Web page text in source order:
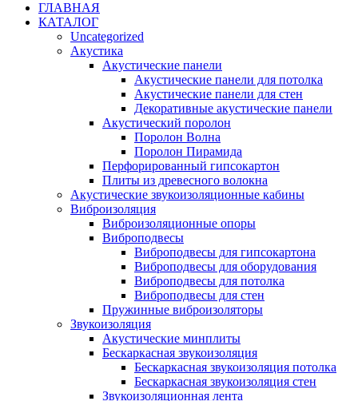
ГЛАВНАЯ
КАТАЛОГ
Uncategorized
Акустика
Акустические панели
Акустические панели для потолка
Акустические панели для стен
Декоративные акустические панели
Акустический поролон
Поролон Волна
Поролон Пирамида
Перфорированный гипсокартон
Плиты из древесного волокна
Акустические звукоизоляционные кабины
Виброизоляция
Виброизоляционные опоры
Виброподвесы
Виброподвесы для гипсокартона
Виброподвесы для оборудования
Виброподвесы для потолка
Виброподвесы для стен
Пружинные виброизоляторы
Звукоизоляция
Акустические минплиты
Бескаркасная звукоизоляция
Бескаркасная звукоизоляция потолка
Бескаркасная звукоизоляция стен
Звукоизоляционная лента